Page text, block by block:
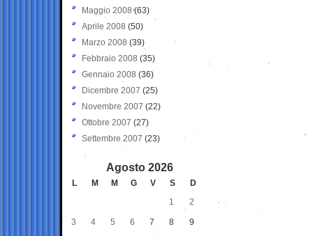
Maggio 2008(63)
Aprile 2008 (50)
Marzo 2008 (39)
Febbraio 2008 (35)
Gennaio 2008 (36)
Dicembre 2007 (25)
Novembre 2007 (22)
Ottobre 2007 (27)
Settembre 2007 (23)
Agosto 2026
L M M G V S
D
1
2
3 4 5 6 7 8 9